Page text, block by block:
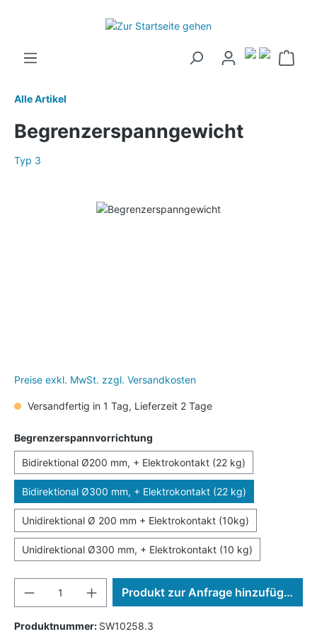
Alle Artikel
Begrenzerspanngewicht
Typ 3
Preise exkl. MwSt. zzgl. Versandkosten
Versandfertig in 1 Tag, Lieferzeit 2 Tage
Begrenzerspannvorrichtung
Bidirektional Ø200 mm, + Elektrokontakt (22 kg)
Bidirektional Ø300 mm, + Elektrokontakt (22 kg)
Unidirektional Ø 200 mm + Elektrokontakt (10kg)
Unidirektional Ø300 mm, + Elektrokontakt (10 kg)
Produkt zur Anfrage hinzufügen
Produktnummer: SW10258.3